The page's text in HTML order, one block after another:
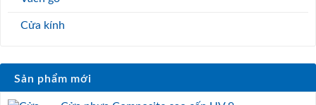
Cửa kính
Sản phẩm mới